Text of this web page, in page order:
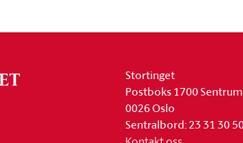
Stortinget
Postboks 1700 Sentrum
0026 Oslo
Sentralbord: 23 31 30